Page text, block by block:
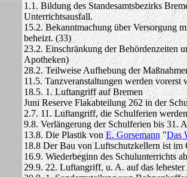
1.1. Bildung des Standesamtsbezirks
Unterrichtsausfall.
15.2. Bekanntmachung über Versorgung
beheizt. (33)
23.2. Einschränkung der Behördenzeiten
Apotheken)
28.2. Teilweise Aufhebung der
11.5. Tanzveranstaltungen werden vorerst
18.5. 1. Luftangriff auf Bremen
Juni Reserve Flakabteilung 262 in der
2.7. 11. Luftangriff, die Schulferien
9.8. Verlängerung der Schulferien bis 31.
13.8. Die Plastik vonE. Gorsemann "Das
18.8 Der Bau von Luftschutzkellern ist im
16.9. Wiederbeginn des Schulunterrichts
29.9. 22. Luftangriff, u. A. auf das lehester